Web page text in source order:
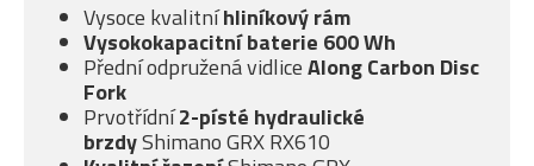
Vysoce kvalitníhliníkový rám
Vysokokapacitní baterie 600 Wh
Přední odpružená vidliceAlong Carbon Disc
Fork
Prvotřídní2-písté hydraulické
brzdyShimano GRX RX610